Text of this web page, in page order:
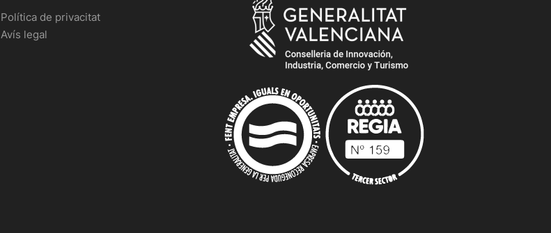
Política de privacitat
Avís legal